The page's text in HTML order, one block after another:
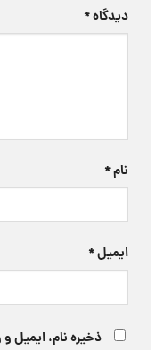
دیدگاه*
نام*
ایمیل*
ذخیره نام، ایمیل